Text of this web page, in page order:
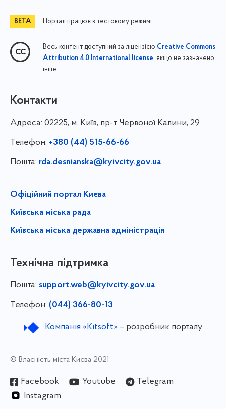
Портал працює в тестовому режимі
Весь контент доступний за ліцензією Creative Commons
Attribution 4.0 International license, якщо не зазначено
інше
Контакти
Адреса: 02225, м. Київ, пр-т Червоної Калини, 29
Телефон: +380 (44) 515-66-66
Пошта: rda.desnianska@kyivcity.gov.ua
Офіційний портал Києва
Київська міська рада
Київська міська державна адміністрація
Технічна підтримка
Пошта: support.web@kyivcity.gov.ua
Телефон: (044) 366-80-13
Компанія «Kitsoft»– розробник порталу
© Власність міста Києва 2021
Facebook Youtube
Telegram
Instagram